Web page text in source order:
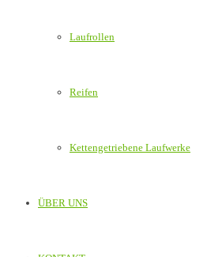
Laufrollen
Reifen
Kettengetriebene Laufwerke
ÜBER UNS